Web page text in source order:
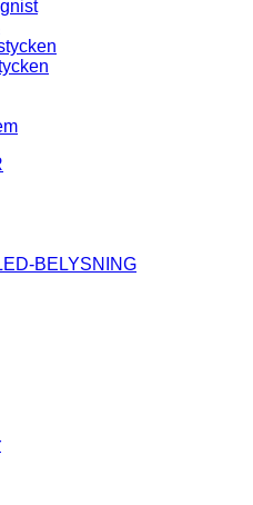
BELYSNING